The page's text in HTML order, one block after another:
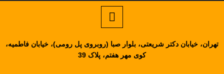
دکتر شریعتی، بلوار صبا (روبروی پل رومی)، خیابان فاطمیه،
کوی مهر هفتم، پلاک 39